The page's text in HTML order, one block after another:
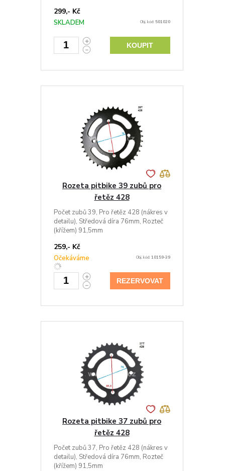
299,- Kč
SKLADEM Obj. kód: 501020
KOUPIT
Rozeta pitbike 39 zubů pro
řetěz 428
Počet zubů 39, Pro řetěz 428 (nákres v
detailu), Středová díra 76mm, Rozteč
(křížem) 91,5mm
259,- Kč
Očekáváme Obj. kód:10159-39
REZERVOVAT
Rozeta pitbike 37 zubů pro
řetěz 428
Počet zubů 37, Pro řetěz 428 (nákres v
detailu), Středová díra 76mm, Rozteč
(křížem) 91,5mm